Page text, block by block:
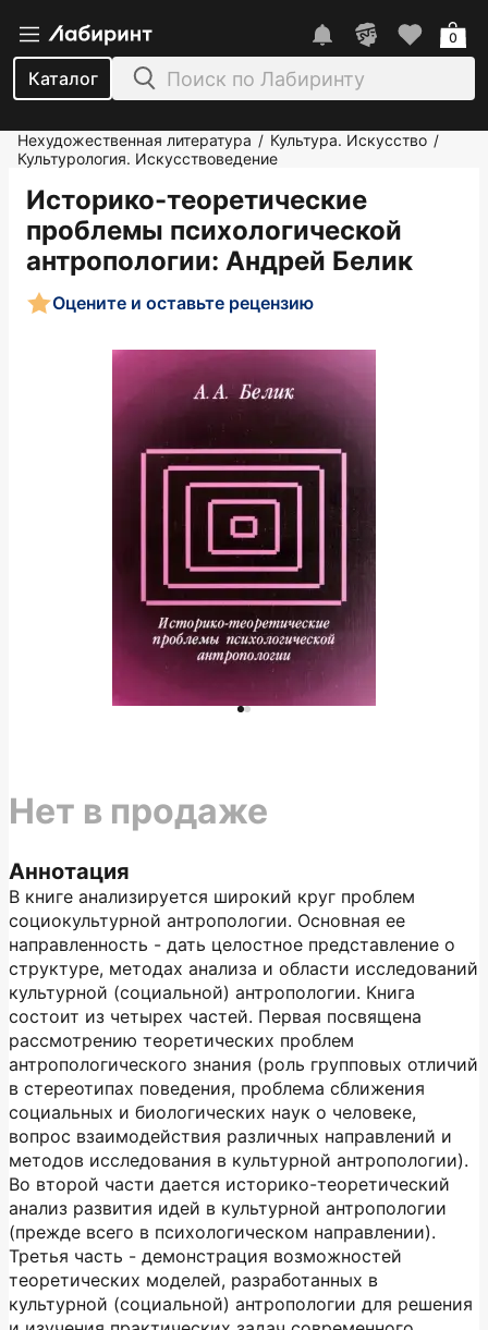
Каталог
0
Нехудожественная литература / Культура. Искусство /
Культурология. Искусствоведение
Историко-теоретические
проблемы психологической
антропологии: Андрей Белик
Оцените и оставьте рецензию
Аннотация
В книге анализируется широкий круг проблем
социокультурной антропологии. Основная ее
направленность - дать целостное представление о
структуре, методах анализа и области исследований
культурной (социальной) антропологии. Книга
состоит из четырех частей. Первая посвящена
рассмотрению теоретических проблем
антропологического знания (роль групповых отличий
в стереотипах поведения, проблема сближения
социальных и биологических наук о человеке,
вопрос взаимодействия различных направлений и
методов исследования в культурной антропологии).
Во второй части дается историко-теоретический
анализ развития идей в культурной антропологии
(прежде всего в психологическом направлении).
Третья часть - демонстрация возможностей
теоретических моделей, разработанных в
культурной (социальной) антропологии для решения
Нет в продаже